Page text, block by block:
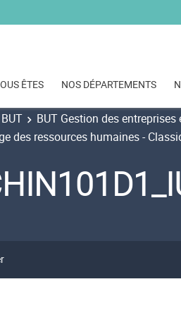
ÊTES NOS DÉPARTEMENTS
BUT
BUT Gestion des
des ressources humaines -